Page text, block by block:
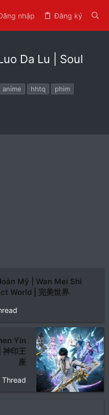
nhập Đăng ký
Da Lu | Soul
ừ
anime hhtq
phim
Mỹ | Wan Mei Shi
World | 完美世界
Yin
印王
座
Thread